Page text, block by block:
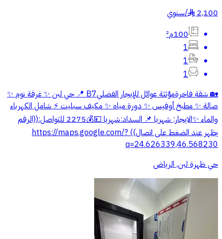
2,100
§
/سنوي
100م²
1
1
1
🏡 شقة فاخرةمؤثثة عوائل للإيجار الفضليB7 📍 حي لبن ✨ غرفة نوم ✨
صالة ✨ مطبخ أوفيس ✨ دورة مياه ✨ مكيف سبليت ⚡ شامل الكهرباء
والماء ✨الايجار: شهريا 📌 السداد:شهريا 💴💰2275 للتواصل:((الرقم
يظهر عند الضغط على اتصال)) https://maps.google.com/?
q=24.626339,46.568230
حي ظهرة لبن, الرياض